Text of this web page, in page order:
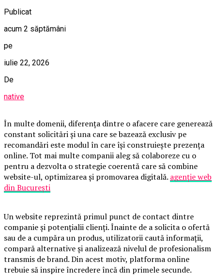
Publicat
acum 2 săptămâni
pe
iulie 22, 2026
De
native
În multe domenii, diferența dintre o afacere care generează
constant solicitări și una care se bazează exclusiv pe
recomandări este modul în care își construiește prezența
online. Tot mai multe companii aleg să colaboreze cu o
pentru a dezvolta o strategie coerentă care să combine
website-ul, optimizarea și promovarea digitală. agenție web
din București
Un website reprezintă primul punct de contact dintre
companie și potențialii clienți. Înainte de a solicita o ofertă
sau de a cumpăra un produs, utilizatorii caută informații,
compară alternative și analizează nivelul de profesionalism
transmis de brand. Din acest motiv, platforma online
trebuie să inspire încredere încă din primele secunde.